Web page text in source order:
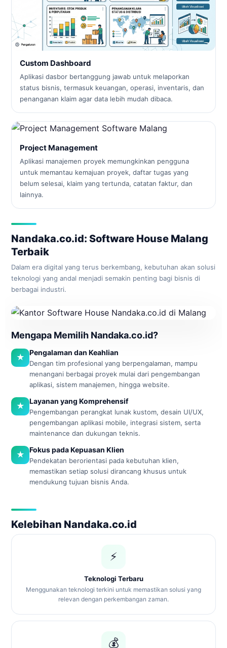
Custom Dashboard
Aplikasi dasbor bertanggung jawab untuk melaporkan
status bisnis, termasuk keuangan, operasi, inventaris, dan
penanganan klaim agar data lebih mudah dibaca.
Project Management
Aplikasi manajemen proyek memungkinkan pengguna
untuk memantau kemajuan proyek, daftar tugas yang
belum selesai, klaim yang tertunda, catatan faktur, dan
lainnya.
Nandaka.co.id: Software House Malang
Terbaik
Dalam era digital yang terus berkembang, kebutuhan akan solusi
teknologi yang andal menjadi semakin penting bagi bisnis di
berbagai industri.
Mengapa Memilih Nandaka.co.id?
★ Pengalaman dan Keahlian
Dengan tim profesional yang berpengalaman, mampu
menangani berbagai proyek mulai dari pengembangan
aplikasi, sistem manajemen, hingga website.
★ Layanan yang Komprehensif
Pengembangan perangkat lunak kustom, desain UI/UX,
pengembangan aplikasi mobile, integrasi sistem, serta
maintenance dan dukungan teknis.
★ Fokus pada Kepuasan Klien
Pendekatan berorientasi pada kebutuhan klien,
memastikan setiap solusi dirancang khusus untuk
mendukung tujuan bisnis Anda.
Kelebihan Nandaka.co.id
⚡
Teknologi Terbaru
Menggunakan teknologi terkini untuk memastikan solusi yang
relevan dengan perkembangan zaman.
💰